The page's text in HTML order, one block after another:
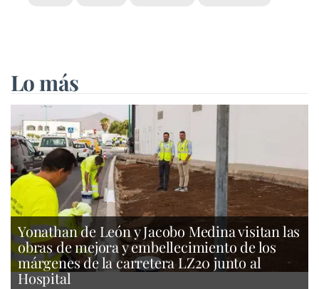
Lo más
Yonathan de León y Jacobo Medina visitan las
obras de mejora y embellecimiento de los
márgenes de la carretera LZ20 junto al
Hospital